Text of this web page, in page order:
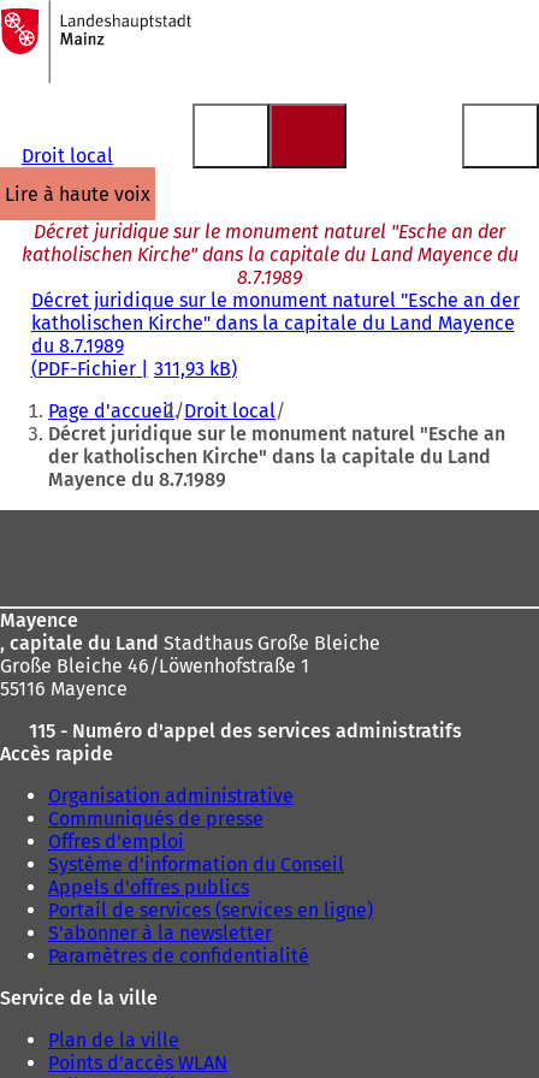
Accéder au contenu
Vers
la
page
d'accueil
Droit local
lire à haute voix
Décret juridique sur le monument naturel "Esche an der
katholischen Kirche" dans la capitale du Land Mayence du
8.7.1989
Décret juridique sur le monument naturel "Esche an der
katholischen Kirche" dans la capitale du Land Mayence
du 8.7.1989
PDF-Fichier 311,93 kB
Vous
êtes
Page d'accueil Droit local
Décret juridique sur le monument naturel "Esche an
der katholischen Kirche" dans la capitale du Land
Mayence du 8.7.1989
Mayence
, capitale du Land Stadthaus Große Bleiche
Große Bleiche 46/Löwenhofstraße 1
55116 Mayence
115 - Numéro d'appel des services administratifs
Accès rapide
Organisation administrative
Communiqués de presse
Offres d'emploi
Système d'information du Conseil
Appels d'offres publics
Portail de services (services en ligne)
S'abonner à la newsletter
Paramètres de confidentialité
Service de la ville
Plan de la ville
Points d'accès WLAN